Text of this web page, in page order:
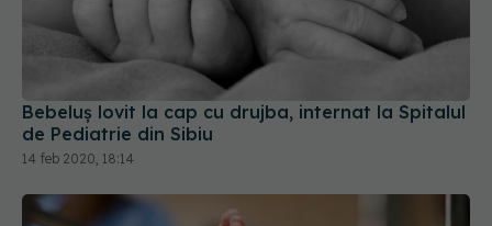
Bebeluș lovit la cap cu drujba, internat la Spitalul
de Pediatrie din Sibiu
14 feb 2020, 18:14